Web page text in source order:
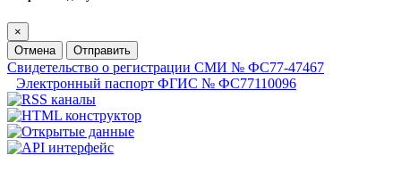
×
Отмена
Отправить
Свидетельство о регистрации СМИ № ФС77-47467
Электронный паспорт ФГИС № ФС77110096